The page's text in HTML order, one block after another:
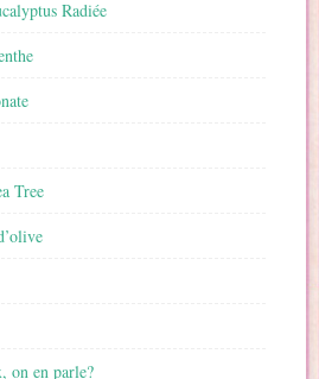
Radiée
Tree
on en parle?